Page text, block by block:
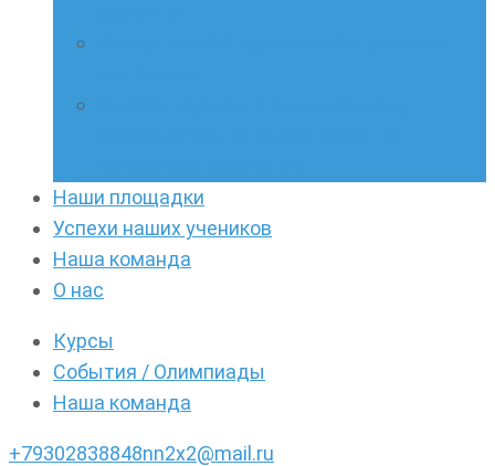
Наши площадки
Успехи наших учеников
Наша команда
О нас
Курсы
События / Олимпиады
Наша команда
+79302838848nn2x2@mail.ru